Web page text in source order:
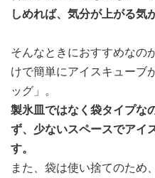
しめれば、気分が上がる気
そんなときにおすすめなの
けで簡単にアイスキューブ
ッグ」。
製氷皿ではなく袋タイプな
ず、少ないスペースでアイ
す。
また、袋は使い捨てのため